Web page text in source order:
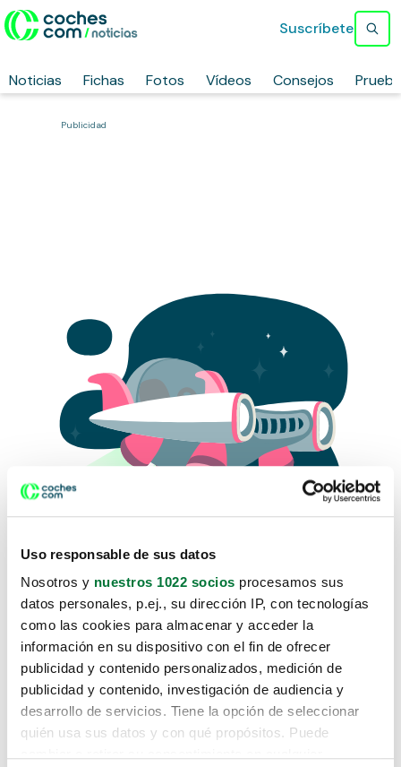
Uso responsable de sus datos
Nosotros y nuestros 1022 socios procesamos sus
datos personales, p.ej., su dirección IP, con tecnologías
como las cookies para almacenar y acceder la
información en su dispositivo con el fin de ofrecer
publicidad y contenido personalizados, medición de
publicidad y contenido, investigación de audiencia y
desarrollo de servicios. Tiene la opción de seleccionar
quién usa sus datos y con qué propósitos. Puede
Noticias Fichas Fotos Vídeos Consejos
Suscríbete
Publicidad
Lo sentimos, no sabemos como
te hemos traido hasta aquí.
Pero puedes encontrar el coche que estás
buscando en alguno de estos enlaces: